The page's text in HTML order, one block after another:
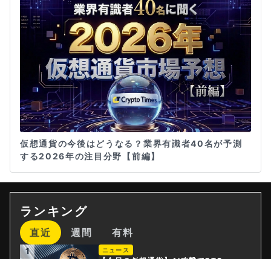
仮想通貨の今後はどうなる？業界有識者40名が予測
する2026年の注目分野【前編】
ランキング
直近 週間 有料
1 ニュース